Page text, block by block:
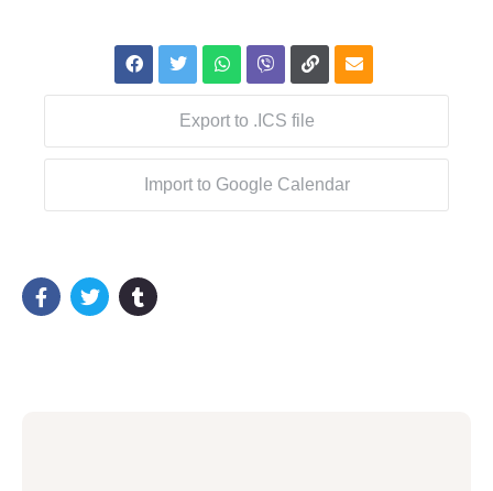
Export to .ICS file
Import to Google Calendar